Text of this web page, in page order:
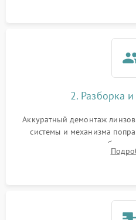
2. Разборка
Аккуратный демонтаж
системы и механизма
внутренних резьбовых
уплотнительных колец.